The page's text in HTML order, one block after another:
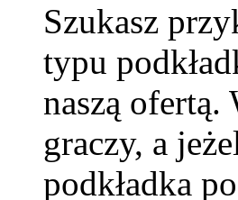
Szukasz
typu
naszą
graczy, a
podkładka